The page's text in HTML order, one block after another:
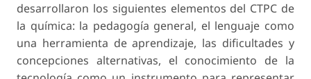
desarrollaron los siguientes elementos del CTPC de
la química: la pedagogía general, el lenguaje como
una herramienta de aprendizaje, las dificultades y
concepciones alternativas, el conocimiento de la